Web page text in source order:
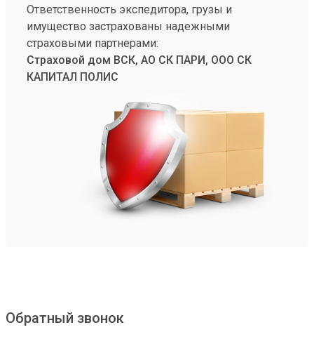
Ответственность экспедитора, грузы и
имущество застрахованы надежными
страховыми партнерами:
Страховой дом ВСК, АО СК ПАРИ, ООО СК
КАПИТАЛ ПОЛИС
Обратный звонок